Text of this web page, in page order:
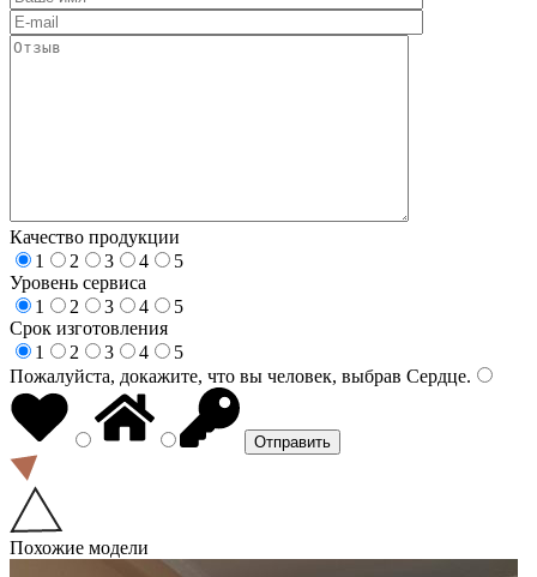
Качество продукции
1
2 3 4
5
Уровень сервиса
1
2 3 4
5
Срок изготовления
1
2 3 4
5
Пожалуйста, докажите, что вы человек, выбрав Сердце.
Похожие модели